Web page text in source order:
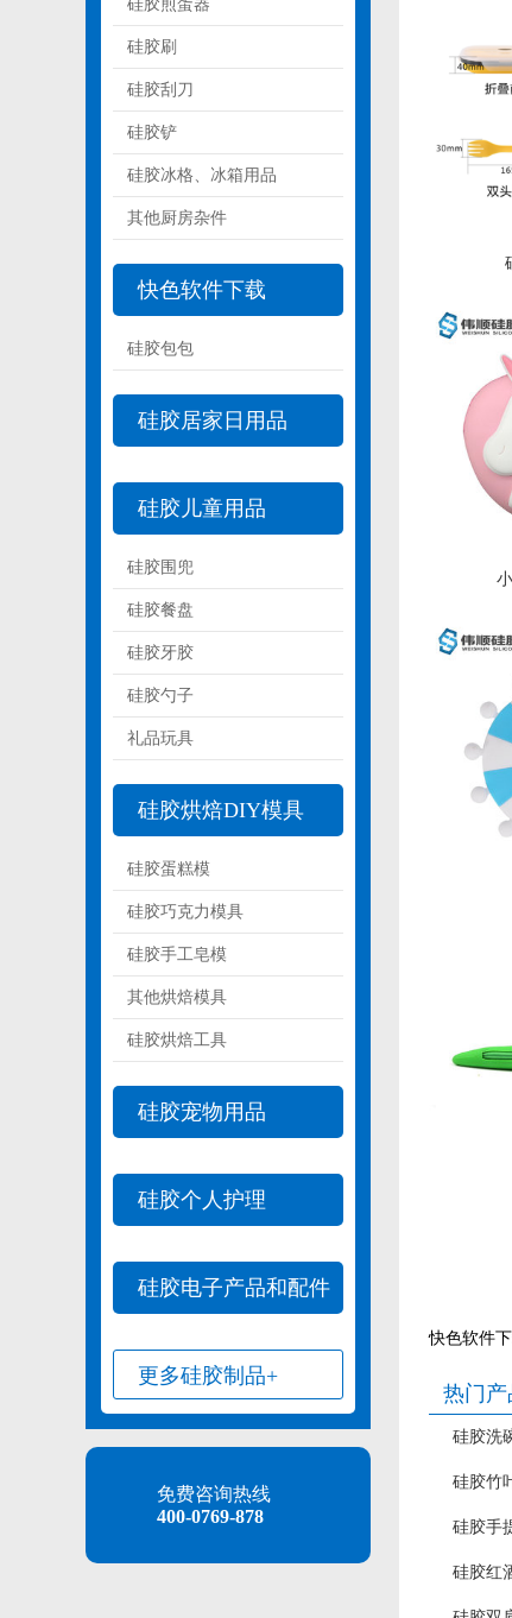
硅胶煎蛋器
硅胶刷
硅胶刮刀
硅胶铲
硅胶冰格、冰箱用品
其他厨房杂件
快色软件下载
硅胶包包
硅胶居家日用品
硅胶儿童用品
硅胶围兜
硅胶餐盘
硅胶牙胶
硅胶勺子
礼品玩具
硅胶烘焙DIY模具
硅胶蛋糕模
硅胶巧克力模具
硅胶手工皂模
其他烘焙模具
硅胶烘焙工具
硅胶宠物用品
硅胶个人护理
硅胶电子产品和配件
更多硅胶制品+
免费咨询热线
400-0769-878
快色软件
热门产
硅胶洗
硅胶竹
硅胶手
硅胶红